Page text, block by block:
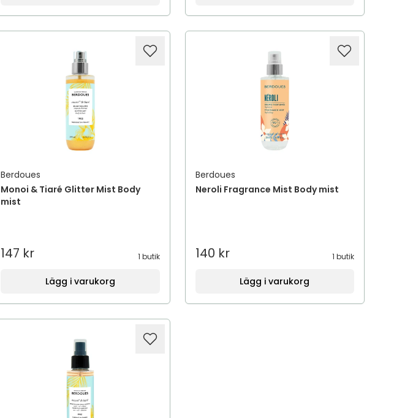
Berdoues
Monoi & Tiaré Glitter Mist Body
mist
147 kr 1 butik
Lägg i varukorg
Berdoues
Neroli Fragrance Mist Body mist
140 kr 1 butik
Lägg i varukorg